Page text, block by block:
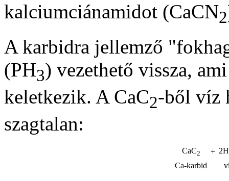
kalciumciánamidot (CaCN2
A karbidra jellemző
(PH3) vezethető vissza,
keletkezik. A CaC2-ből víz
szagtalan:
CaC2 + 2H
Ca-karbid